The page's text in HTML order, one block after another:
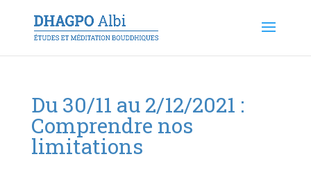
Du 30/11 au 2/12/2021 :
Comprendre nos
limitations